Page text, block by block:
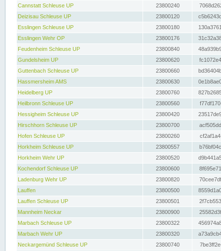
Cannstatt Schleuse UP
23800240
Deizisau Schleuse UP
23800120
Esslingen Schleuse UP
23800180
Esslingen Wehr OP
23800176
Feudenheim Schleuse UP
23800840
Gundelsheim UP
23800620
Guttenbach Schleuse UP
23800660
Hassmersheim AMS
23800630
Heidelberg UP
23800760
Heilbronn Schleuse UP
23800560
Hessigheim Schleuse UP
23800420
Hirschhorn Schleuse UP
23800700
Hofen Schleuse UP
23800260
Horkheim Schleuse UP
23800557
Horkheim Wehr UP
23800520
Kochendorf Schleuse UP
23800600
Ladenburg Wehr UP
23800820
Lauffen
23800500
Lauffen Schleuse UP
23800501
Mannheim Neckar
23800900
Marbach Schleuse UP
23800322
Marbach Wehr UP
23800320
Neckargemünd Schleuse UP
23800740